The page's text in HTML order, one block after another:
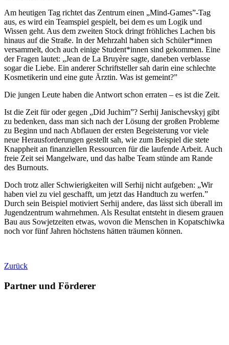
Am heutigen Tag richtet das Zentrum einen „Mind-Games”-Tag
aus, es wird ein Teamspiel gespielt, bei dem es um Logik und
Wissen geht. Aus dem zweiten Stock dringt fröhliches Lachen bis
hinaus auf die Straße. In der Mehrzahl haben sich Schüler*innen
versammelt, doch auch einige Student*innen sind gekommen. Eine
der Fragen lautet: „Jean de La Bruyère sagte, daneben verblasse
sogar die Liebe. Ein anderer Schriftsteller sah darin eine schlechte
Kosmetikerin und eine gute Ärztin. Was ist gemeint?”
Die jungen Leute haben die Antwort schon erraten – es ist die Zeit.
Ist die Zeit für oder gegen „Did Juchim”? Serhij Janischevskyj gibt
zu bedenken, dass man sich nach der Lösung der großen Probleme
zu Beginn und nach Abflauen der ersten Begeisterung vor viele
neue Herausforderungen gestellt sah, wie zum Beispiel die stete
Knappheit an finanziellen Ressourcen für die laufende Arbeit. Auch
freie Zeit sei Mangelware, und das halbe Team stünde am Rande
des Burnouts.
Doch trotz aller Schwierigkeiten will Serhij nicht aufgeben: „Wir
haben viel zu viel geschafft, um jetzt das Handtuch zu werfen.”
Durch sein Beispiel motiviert Serhij andere, das lässt sich überall im
Jugendzentrum wahrnehmen. Als Resultat entsteht in diesem grauen
Bau aus Sowjetzeiten etwas, wovon die Menschen in Kopatschiwka
noch vor fünf Jahren höchstens hätten träumen können.
Zurück
Partner und Förderer